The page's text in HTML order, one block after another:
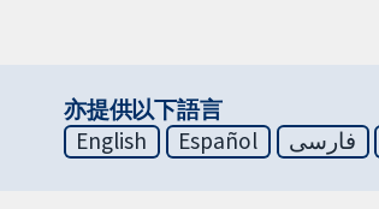
亦提供以下語言
English
Español فارسی